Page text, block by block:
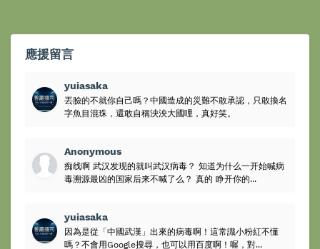
應援留言
yuiasaka
丟臉的不就你自己嗎？中國造成的災難不敢承認，只敢換名
字魚目混珠，還敢自稱泱泱大國哩，真好笑。
Anonymous
痴线啊 武汉发现的就叫武汉病毒？ 知道为什么一开始喊病
毒溯源最凶的国家后来不喊了么？ 真的 睁开你的...
yuiasaka
因為是從「中國武漢」出來的病毒啊！這常識小粉紅不懂
嗎？不會用Google搜尋，也可以用百度啊！喔，對...